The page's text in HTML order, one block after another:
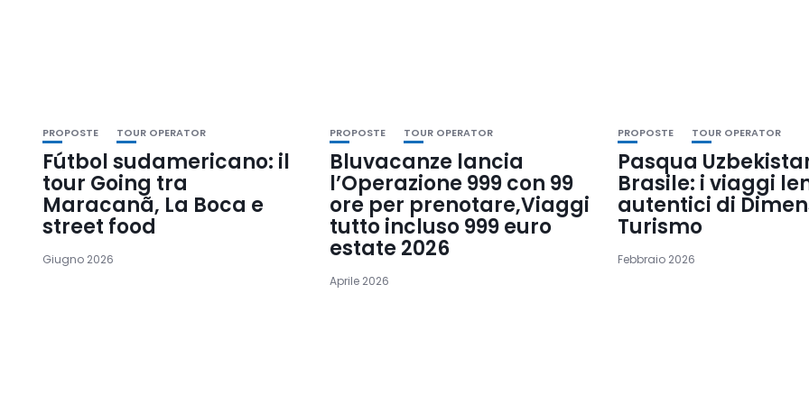
PROPOSTE TOUR OPERATOR
Fútbol sudamericano: il
tour Going tra
Maracanã, La Boca e
street food
Giugno 2026
PROPOSTE TOUR OPERATOR
Bluvacanze lancia
l’Operazione 999 con 99
ore per prenotare,Viaggi
tutto incluso 999 euro
estate 2026
Aprile 2026
PROPOSTE TOUR OPERATOR
Pasqua
Brasile: i viaggi
autentici di
Turismo
Febbraio 2026